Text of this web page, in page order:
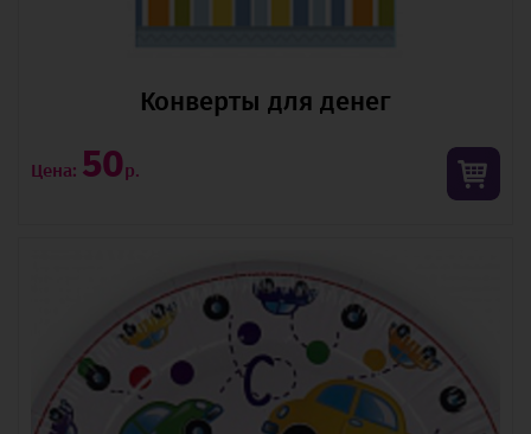
Конверты для денег
Цена: 50р.